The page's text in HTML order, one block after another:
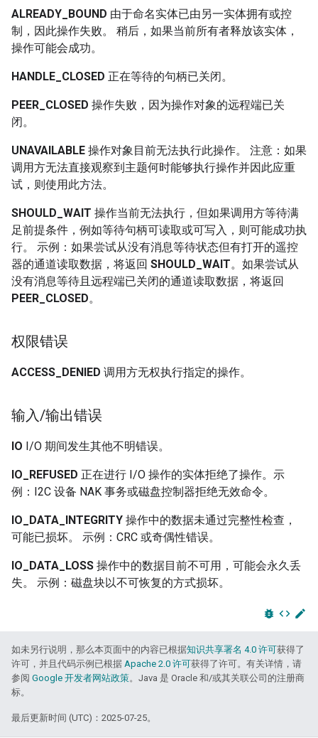
ALREADY_BOUND 由于命名实体已由另一实体拥有或控
制，因此操作失败。 稍后，如果当前所有者释放该实体，
操作可能会成功。
HANDLE_CLOSED 正在等待的句柄已关闭。
PEER_CLOSED 操作失败，因为操作对象的远程端已关
闭。
UNAVAILABLE 操作对象目前无法执行此操作。 注意：如果
调用方无法直接观察到主题何时能够执行操作并因此应重
试，则使用此方法。
SHOULD_WAIT 操作当前无法执行，但如果调用方等待满
足前提条件，例如等待句柄可读取或可写入，则可能成功执
行。 示例：如果尝试从没有消息等待状态但有打开的遥控
器的通道读取数据，将返回 SHOULD_WAIT。如果尝试从
没有消息等待且远程端已关闭的通道读取数据，将返回
PEER_CLOSED。
权限错误
ACCESS_DENIED 调用方无权执行指定的操作。
输入/输出错误
IO I/O 期间发生其他不明错误。
IO_REFUSED 正在进行 I/O 操作的实体拒绝了操作。示
例：I2C 设备 NAK 事务或磁盘控制器拒绝无效命令。
IO_DATA_INTEGRITY 操作中的数据未通过完整性检查，
可能已损坏。 示例：CRC 或奇偶性错误。
IO_DATA_LOSS 操作中的数据目前不可用，可能会永久丢
失。 示例：磁盘块以不可恢复的方式损坏。
bug_report code edit
如未另行说明，那么本页面中的内容已根据知识共享署名 4.0 许可获得了
许可，并且代码示例已根据 Apache 2.0 许可获得了许可。有关详情，请
参阅 Google 开发者网站政策。Java 是 Oracle 和/或其关联公司的注册商
标。
最后更新时间 (UTC)：2025-07-25。